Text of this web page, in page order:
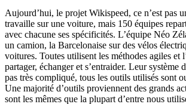
Aujourd’hui, le projet Wikispeed, ce n’est pas
travaille sur une voiture, mais 150 équipes
avec chacune ses spécificités. L’équipe Néo
un camion, la Barcelonaise sur des vélos
voitures. Toutes utilisent les méthodes agiles et
partager, échanger et s’entraider. Leur système
pas très compliqué, tous les outils utilisés sont
Une majorité d’outils proviennent des grands
sont les mêmes que la plupart d’entre nous